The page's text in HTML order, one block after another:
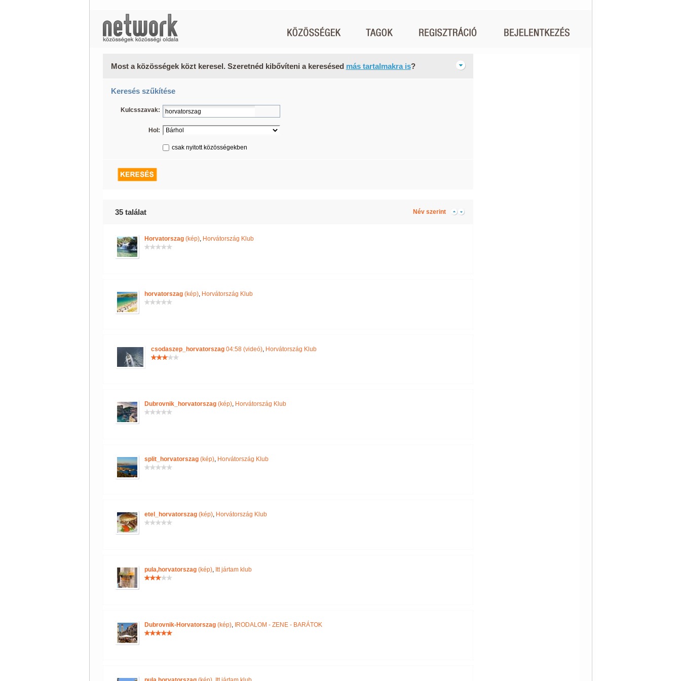
Most a közösségek közt keresel. Szeretnéd kibővíteni a keresésed más tartalmakra is?
Keresés szűkítése
Kulcsszavak:
Hol:
csak nyitott közösségekben
35 találat Név szerint
Horvatorszag(kép), Horvátország Klub
horvatorszag(kép), Horvátország Klub
csodaszep_horvatorszag04:58 (videó), Horvátország Klub
Dubrovnik_horvatorszag(kép), Horvátország Klub
split_horvatorszag(kép), Horvátország Klub
etel_horvatorszag(kép), Horvátország Klub
pula,horvatorszag(kép), Itt jártam klub
Dubrovnik-Horvatorszag(kép), IRODALOM - ZENE - BARÁTOK